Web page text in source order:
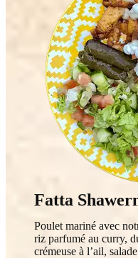
Fatta
Poulet mariné avec
riz parfumé au curry,
crémeuse à l’ail,